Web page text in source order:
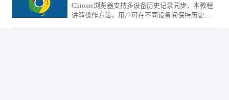
Chrome浏览器支持多设备历史记录同步，本教程
讲解操作方法。用户可在不同设备间保持历史记